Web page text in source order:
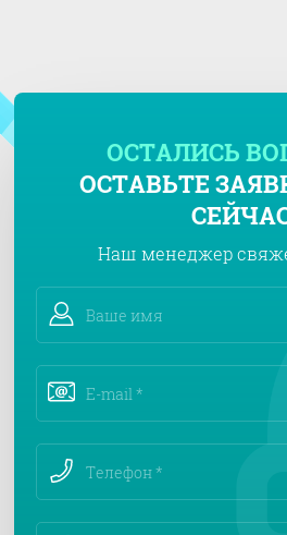
ОСТАЛИСЬ
ОСТАВЬТЕ
Наш менеджер